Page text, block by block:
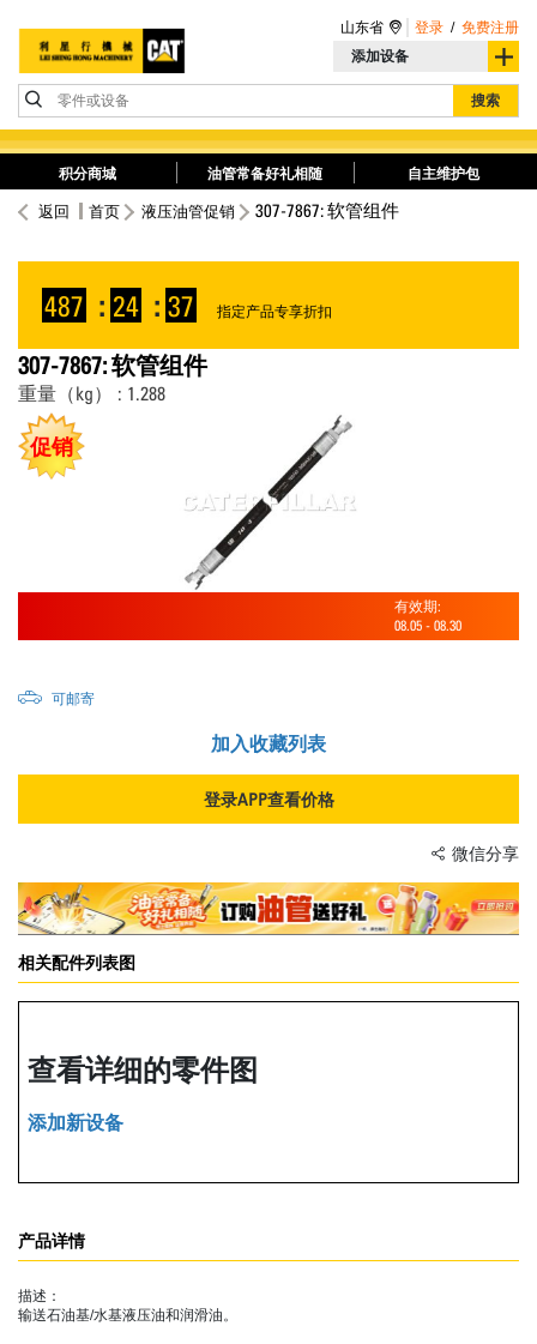
添加设备
零件或设备 搜索
山东省 登录 / 免费注册
积分商城 油管常备好礼相随 自主维护包
返回 首页 液压油管促销 307-7867: 软管组件
487 : 24 : 37 指定产品专享折扣
307-7867: 软管组件
重量（kg） : 1.288
促销
有效期:
08.05 - 08.30
可邮寄
加入收藏列表
登录APP查看价格
微信分享
相关配件列表图
查看详细的零件图
添加新设备
产品详情
描述：
输送石油基/水基液压油和润滑油。